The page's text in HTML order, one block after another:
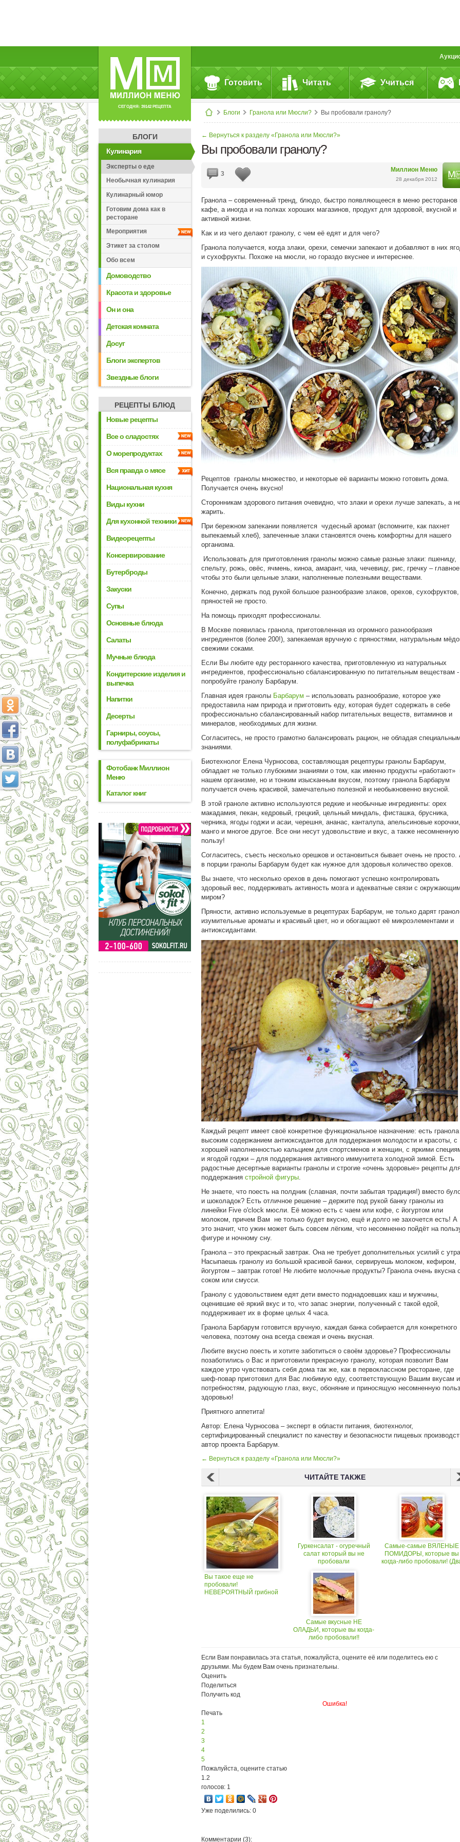
СЕГОДНЯ: 39142 РЕЦЕПТА
Готовить Читать Учиться
Блоги Гранола или Мюсли? Вы пробовали гранолу?
БЛОГИ
Кулинария
Эксперты о еде
Необычная кулинария
Кулинарный юмор
Готовим дома как в
ресторане
Мероприятия
Этикет за столом
Обо всем
Домоводство
Красота и здоровье
Он и она
Детская комната
Досуг
Блоги экспертов
Звездные блоги
РЕЦЕПТЫ БЛЮД
Новые рецепты
Все о сладостях
О морепродуктах
Вся правда о мясе
Национальная кухня
Виды кухни
Для кухонной техники
Видеорецепты
Консервирование
Бутерброды
Закуски
Супы
Основные блюда
Салаты
Мучные блюда
Кондитерские изделия и
выпечка
Напитки
Десерты
Гарниры, соусы,
полуфабрикаты
Фотобанк Миллион
Меню
Каталог книг
← Вернуться к разделу «Гранола или Мюсли?»
Вы пробовали гранолу?
Миллион Меню
28 декабря 2012
3
Гранола – современный тренд, блюдо, быстро появляющееся в меню ресторанов
кафе, а иногда и на полках хороших магазинов, продукт для здоровой, вкусной и
активной жизни.
Как и из чего делают гранолу, с чем её едят и для чего?
Гранола получается, когда злаки, орехи, семечки запекают и добавляют в них
и сухофрукты. Похоже на мюсли, но гораздо вкуснее и интереснее.
Рецептов гранолы множество, и некоторые её варианты можно готовить дома.
Получается очень вкусно!
Сторонникам здорового питания очевидно, что злаки и орехи лучше запекать, а
жарить.
При бережном запекании появляется чудесный аромат (вспомните, как пахнет
выпекаемый хлеб), запеченные злаки становятся очень комфортны для нашего
организма.
Использовать для приготовления гранолы можно самые разные злаки: пшеницу,
спельту, рожь, овёс, ячмень, киноа, амарант, чиа, чечевицу, рис, гречку –
чтобы это были цельные злаки, наполненные полезными веществами.
Конечно, держать под рукой большое разнообразие злаков, орехов, сухофруктов,
пряностей не просто.
На помощь приходят профессионалы.
В Москве появилась гранола, приготовленная из огромного разнообразия
ингредиентов (более 200!), запекаемая вручную с пряностями, натуральным
свежими соками.
Если Вы любите еду ресторанного качества, приготовленную из натуральных
ингредиентов, профессионально сбалансированную по питательным веществам
попробуйте гранолу Барбарум.
Главная идея гранолы Барбарум – использовать разнообразие, которое уже
предоставила нам природа и приготовить еду, которая будет содержать в себе
профессионально сбалансированный набор питательных веществ, витаминов и
минералов, необходимых для жизни.
Согласитесь, не просто грамотно балансировать рацион, не обладая
знаниями.
Биотехнолог Елена Чурносова, составляющая рецептуры гранолы Барбарум,
обладает не только глубокими знаниями о том, как именно продукты «работают»
нашем организме, но и тонким изысканным вкусом, поэтому гранола Барбарум
получается очень красивой, замечательно полезной и необыкновенно вкусной.
В этой граноле активно используются редкие и необычные ингредиенты: орех
макадамия, пекан, кедровый, грецкий, цельный миндаль, фисташка, брусника,
черника, ягоды годжи и асаи, черешня, ананас, канталупа, апельсиновые корочки,
манго и многое другое. Все они несут удовольствие и вкус, а также несомненную
пользу!
Согласитесь, съесть несколько орешков и остановиться бывает очень не просто.
в порции гранолы Барбарум будет как нужное для здоровья количество орехов.
Вы знаете, что несколько орехов в день помогают успешно контролировать
здоровый вес, поддерживать активность мозга и адекватные связи с
миром?
Пряности, активно используемые в рецептурах Барбарум, не только дарят
изумительные ароматы и красивый цвет, но и обогащают её микроэлементами и
антиоксидантами.
Каждый рецепт имеет своё конкретное функциональное назначение: есть
высоким содержанием антиоксидантов для поддержания молодости и красоты, с
хорошей наполненностью кальцием для спортсменов и женщин, с яркими
и ягодой годжи – для поддержания активного иммунитета холодной зимой. Есть
радостные десертные варианты гранолы и строгие «очень здоровые» рецепты
поддержания стройной фигуры.
Не знаете, что поесть на полдник (славная, почти забытая традиция!) вместо
и шоколадок? Есть отличное решение – держите под рукой банку гранолы из
линейки Five o'clock мюсли. Её можно есть с чаем или кофе, с йогуртом или
молоком, причем Вам не только будет вкусно, ещё и долго не захочется есть! А
это значит, что ужин может быть совсем лёгким, что несомненно пойдёт на
фигуре и ночному сну.
Гранола – это прекрасный завтрак. Она не требует дополнительных усилий с
Насыпаешь гранолу из большой красивой банки, сервируешь молоком, кефиром,
йогуртом – завтрак готов! Не любите молочные продукты? Гранола очень вкусна
соком или смусси.
Гранолу с удовольствием едят дети вместо поднадоевших каш и мужчины,
оценившие её яркий вкус и то, что запас энергии, полученный с такой едой,
поддерживает их в форме целых 4 часа.
Гранола Барбарум готовится вручную, каждая банка собирается для конкретного
человека, поэтому она всегда свежая и очень вкусная.
Любите вкусно поесть и хотите заботиться о своём здоровье? Профессионалы
позаботились о Вас и приготовили прекрасную гранолу, которая позволит Вам
каждое утро чувствовать себя дома так же, как в первоклассном ресторане, где
шеф-повар приготовил для Вас любимую еду, соответствующую Вашим вкусам и
потребностям, радующую глаз, вкус, обоняние и приносящую несомненную
здоровью!
Приятного аппетита!
Автор: Елена Чурносова – эксперт в области питания, биотехнолог,
сертифицированный специалист по качеству и безопасности пищевых
автор проекта Барбарум.
← Вернуться к разделу «Гранола или Мюсли?»
ЧИТАЙТЕ ТАКЖЕ
Вы такое еще не
пробовали!
НЕВЕРОЯТНЫЙ грибной
Гуркенсалат - огуречный
салат который вы не
пробовали
Самые вкусные НЕ
ОЛАДЬИ, которые вы когда-
либо пробовали!!
Самые-самые ВЯЛЕНЫЕ
ПОМИДОРЫ, которые вы
когда-либо пробовали!
Если Вам понравилась эта статья, пожалуйста, оцените её или поделитесь ею с
друзьями. Мы будем Вам очень признательны.
Оценить
Поделиться
Получить код
Ошибка!
Печать
1
2
3
4
5
Пожалуйста, оцените статью
1.2
голосов: 1
Уже поделились: 0
Комментарии (3):